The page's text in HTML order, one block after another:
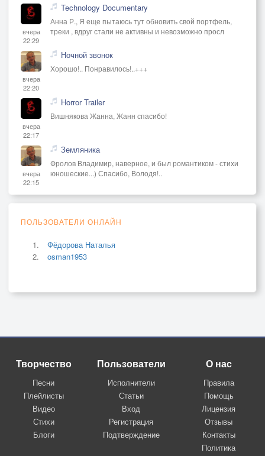
Сперв̀а глаз̀а выкалывали человеку,
Но власти месть
пузырилась ожогом.
И наконец слепого затолкали в р̀еку,
Зимою в полынь̀ю
вчера
22:29
Technology Documentary
Анна Р., Я еще пытаюсь тут обновить свой портфель,
треки , вдруг стали не активны и невозможно просл
вчера
22:20
Ночной звонок
Хорошо!.. Понравилось!..+++
вчера
22:17
Horror Trailer
Вишнякова Жанна, Жанн спасибо!
вчера
22:15
Земляника
Фролов Владимир, наверное, и был романтиком - стихи
юношеские...) Спасибо, Володя!..
ПОЛЬЗОВАТЕЛИ ОНЛАЙН
Фёдорова Наталья
osman1953
Творчество
Песни
Плейлисты
Видео
Стихи
Блоги
Пользователи
Исполнители
Статьи
Вход
Регистрация
Подтверждение
О нас
Правила
Помощь
Лицензия
Отзывы
Контакты
Политика